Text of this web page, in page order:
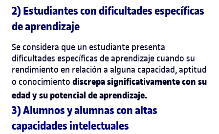
2) Estudiantes con dificultades específicas
de aprendizaje
Se considera que un estudiante presenta
dificultades específicas de aprendizaje cuando su
rendimiento en relación a alguna capacidad, aptitud
o conocimiento discrepa significativamente con su
edad y su potencial de aprendizaje.
3) Alumnos y alumnas con altas
capacidades intelectuales